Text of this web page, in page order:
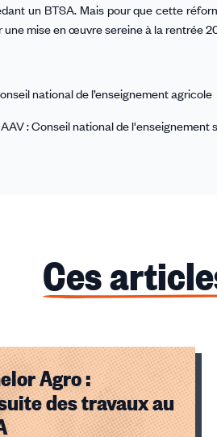
un BTSA. Mais pour que cette
une mise en œuvre sereine à la rentrée
national de l’enseignement agricole
: Conseil national de
Ces
Agro :
des travaux au